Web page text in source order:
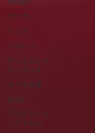
NISMO
カーボン
テスラ
シボレー
ディスプレイ
オーディオ
タイヤ交換
KUHL
プロテクショ
ンフィルム